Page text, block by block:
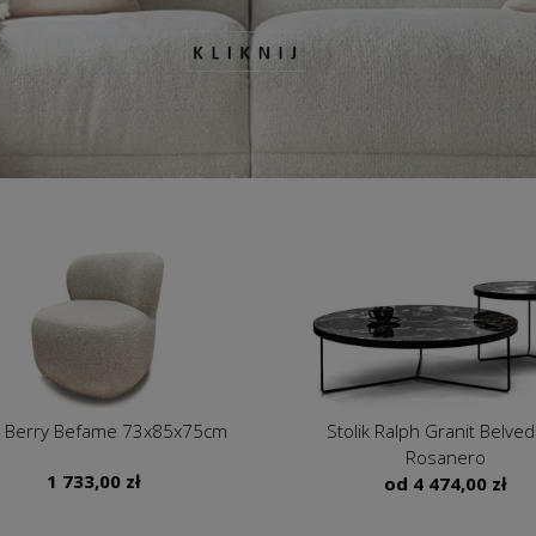
narożna Tero MTI
8 414,00 zł
Fotel Mammuth MTI
105x98x79cm
2 645,00zł